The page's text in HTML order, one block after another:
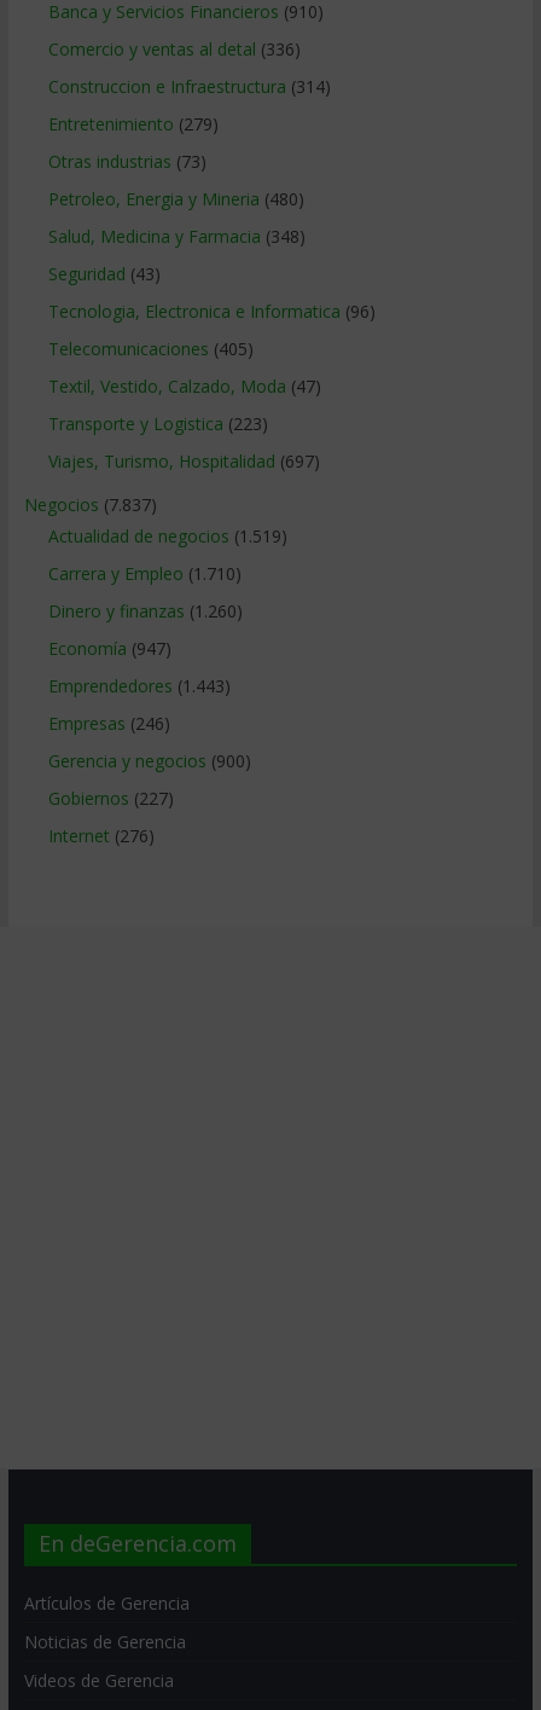
Banca y Servicios Financieros (910)
Comercio y ventas al detal (336)
Construccion e Infraestructura (314)
Entretenimiento (279)
Otras industrias (73)
Petroleo, Energia y Mineria (480)
Salud, Medicina y Farmacia (348)
Seguridad (43)
Tecnologia, Electronica e Informatica (96)
Telecomunicaciones (405)
Textil, Vestido, Calzado, Moda (47)
Transporte y Logistica (223)
Viajes, Turismo, Hospitalidad (697)
Negocios (7.837)
Actualidad de negocios (1.519)
Carrera y Empleo (1.710)
Dinero y finanzas (1.260)
Economía (947)
Emprendedores (1.443)
Empresas (246)
Gerencia y negocios (900)
Gobiernos (227)
Internet (276)
En deGerencia.com
Artículos de Gerencia
Noticias de Gerencia
Videos de Gerencia